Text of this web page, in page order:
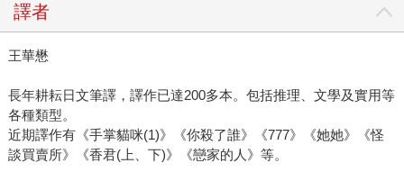
譯者
王華懋
長年耕耘日文筆譯，譯作已達200多本。包括推理、文學及實用等
各種類型。
近期譯作有《手掌貓咪(1)》《你殺了誰》《777》《她她》《怪
談買賣所》《香君(上、下)》《戀家的人》等。